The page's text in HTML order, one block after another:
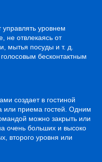
управлять уровнем
не отвлекаясь от
мытья посуды и т. д.
бесконтактным
создает в гостиной
или приема гостей. Одним
можно закрыть или
очень больших и высоко
второго уровня или